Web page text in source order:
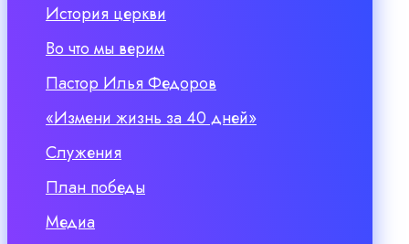
История церкви
Во что мы верим
Пастор Илья Федоров
«Измени жизнь за 40 дней»
Служения
План победы
Медиа